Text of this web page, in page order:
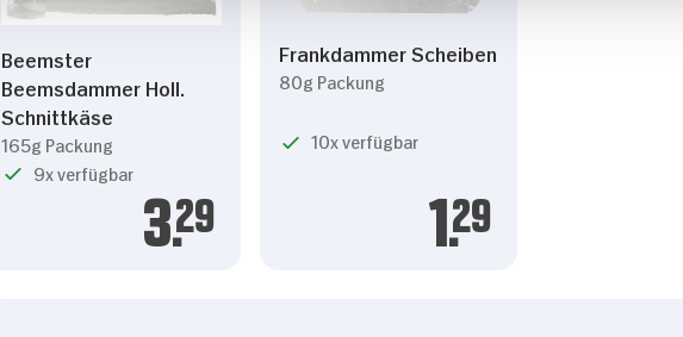
Beemster
Beemsdammer Holl.
Schnittkäse
165g Packung
9x verfügbar
3.29
Frankdammer Scheiben
80g Packung
10x verfügbar
1.29